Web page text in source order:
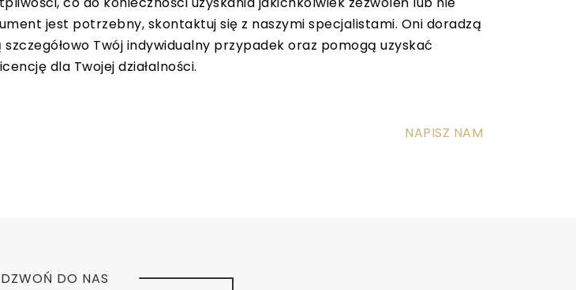
jest potrzebny, skontaktuj się z naszymi specjalistami. Oni doradzą
szczegółowo Twój indywidualny przypadek oraz pomogą uzyskać
dla Twojej działalności.
NAPISZ NAM
DO NAS